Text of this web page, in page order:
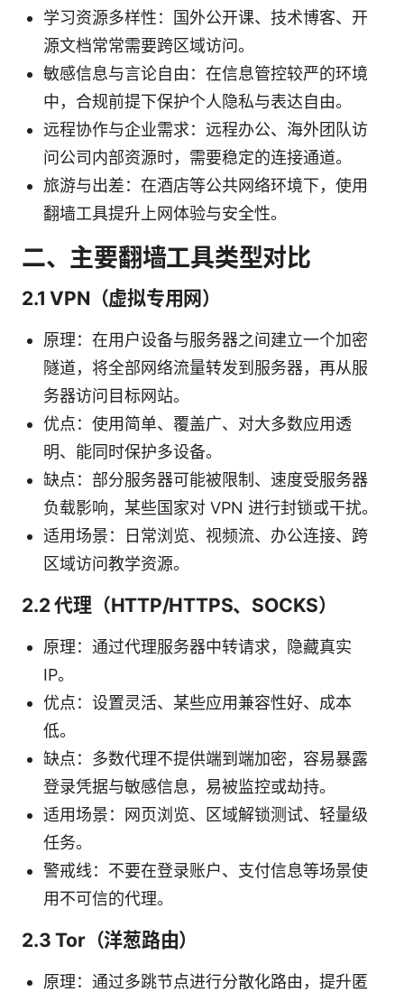
学习资源多样性：国外公开课、技术博客、开
源文档常常需要跨区域访问。
敏感信息与言论自由：在信息管控较严的环境
中，合规前提下保护个人隐私与表达自由。
远程协作与企业需求：远程办公、海外团队访
问公司内部资源时，需要稳定的连接通道。
旅游与出差：在酒店等公共网络环境下，使用
翻墙工具提升上网体验与安全性。
二、主要翻墙工具类型对比
2.1 VPN（虚拟专用网）
原理：在用户设备与服务器之间建立一个加密
隧道，将全部网络流量转发到服务器，再从服
务器访问目标网站。
优点：使用简单、覆盖广、对大多数应用透
明、能同时保护多设备。
缺点：部分服务器可能被限制、速度受服务器
负载影响，某些国家对 VPN 进行封锁或干扰。
适用场景：日常浏览、视频流、办公连接、跨
区域访问教学资源。
2.2 代理（HTTP/HTTPS、SOCKS）
原理：通过代理服务器中转请求，隐藏真实
IP。
优点：设置灵活、某些应用兼容性好、成本
低。
缺点：多数代理不提供端到端加密，容易暴露
登录凭据与敏感信息，易被监控或劫持。
适用场景：网页浏览、区域解锁测试、轻量级
任务。
警戒线：不要在登录账户、支付信息等场景使
用不可信的代理。
2.3 Tor（洋葱路由）
原理：通过多跳节点进行分散化路由，提升匿